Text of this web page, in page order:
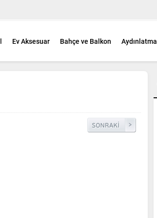
Ev Aksesuar Bahçe ve Balkon Aydınlatma